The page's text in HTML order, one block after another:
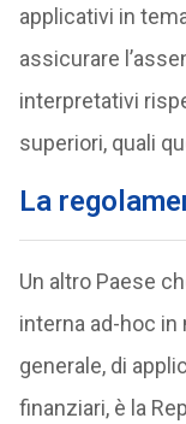
applicativi in
assicurare
interpretativi
superiori, quali
La
Un altro Paese
interna ad-hoc in
generale, di
finanziari, è la